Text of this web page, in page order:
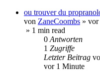
ou trouver du
von ZaneCoombs » vor
» 1 min read
0 Antworten
1 Zugriffe
Letzter Beitrag
vor 1 Minute